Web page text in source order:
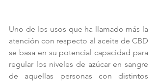
Uno de los usos que ha llamado más la
atención con respecto al aceite de CBD
se basa en su potencial capacidad para
regular los niveles de azúcar en sangre
de aquellas personas con distintos